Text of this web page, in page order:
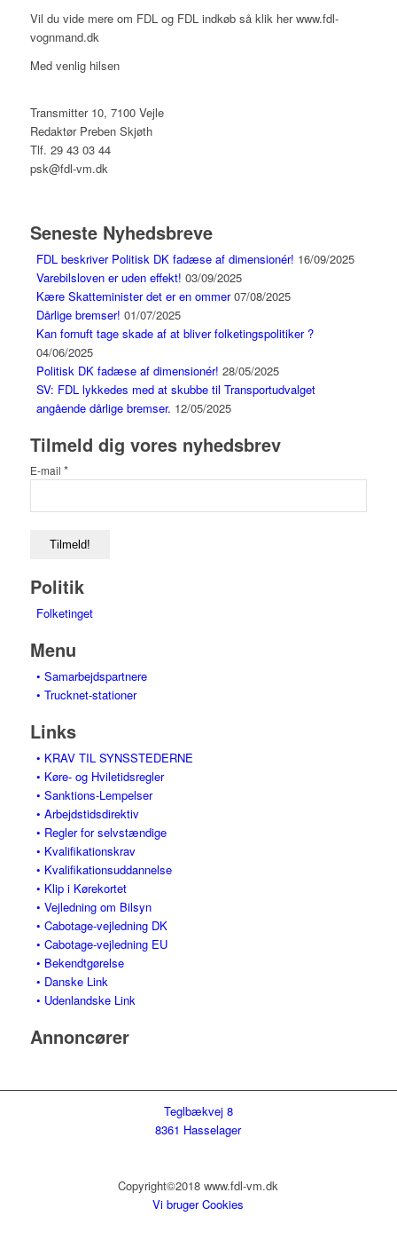
Vil du vide mere om FDL og FDL indkøb så klik her www.fdl-
vognmand.dk
Med venlig hilsen
Transmitter 10, 7100 Vejle
Redaktør Preben Skjøth
Tlf. 29 43 03 44
psk@fdl-vm.dk
Seneste Nyhedsbreve
FDL beskriver Politisk DK fadæse af dimensionér! 16/09/2025
Varebilsloven er uden effekt! 03/09/2025
Kære Skatteminister det er en ommer 07/08/2025
Dårlige bremser! 01/07/2025
Kan fornuft tage skade af at bliver folketingspolitiker ?
04/06/2025
Politisk DK fadæse af dimensionér! 28/05/2025
SV: FDL lykkedes med at skubbe til Transportudvalget
angående dårlige bremser. 12/05/2025
Tilmeld dig vores nyhedsbrev
E-mail *
Politik
Folketinget
Menu
• Samarbejdspartnere
• Trucknet-stationer
Links
• KRAV TIL SYNSSTEDERNE
• Køre- og Hviletidsregler
• Sanktions-Lempelser
• Arbejdstidsdirektiv
• Regler for selvstændige
• Kvalifikationskrav
• Kvalifikationsuddannelse
• Klip i Kørekortet
• Vejledning om Bilsyn
• Cabotage-vejledning DK
• Cabotage-vejledning EU
• Bekendtgørelse
• Danske Link
• Udenlandske Link
Annoncører
Teglbækvej 8
8361 Hasselager
Copyright©2018 www.fdl-vm.dk
Vi bruger Cookies